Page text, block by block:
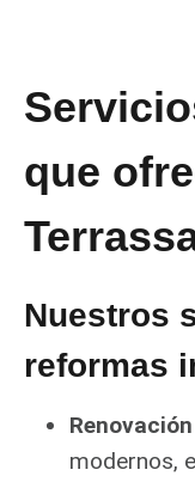
que
Nuestros
reformas
modernos,